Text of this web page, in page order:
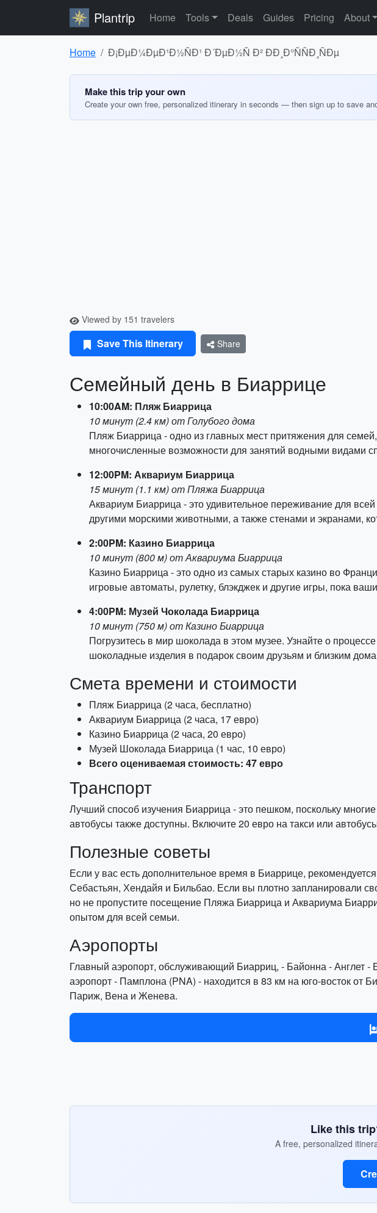
Plantrip Home Tools Deals Guides Pricing About
Home Ð¡ÐµÐ¼ÐµÐ¹Ð½ÑÐ¹ Ð´ÐµÐ½Ñ Ð² ÐÐ¸Ð°ÑÑÐ¸ÑÐµ
Make this trip your own
Create your own free, personalized itinerary in seconds — then sign up to save
Viewed by 151 travelers
Save This Itinerary Share
Семейный день в Биаррице
10:00AM: Пляж Биаррица
10 минут (2.4 км) от Голубого дома
Пляж Биаррица - одно из главных мест притяжения для
многочисленные возможности для занятий водными видами
12:00PM: Аквариум Биаррица
15 минут (1.1 км) от Пляжа Биаррица
Аквариум Биаррица - это удивительное переживание для
другими морскими животными, а также стенами и экранами,
2:00PM: Казино Биаррица
10 минут (800 м) от Аквариума Биаррица
Казино Биаррица - это одно из самых старых казино во
игровые автоматы, рулетку, блэкджек и другие игры, пока
4:00PM: Музей Чоколада Биаррица
10 минут (750 м) от Казино Биаррица
Погрузитесь в мир шоколада в этом музее. Узнайте о
шоколадные изделия в подарок своим друзьям и близким
Смета времени и стоимости
Пляж Биаррица (2 часа, бесплатно)
Аквариум Биаррица (2 часа, 17 евро)
Казино Биаррица (2 часа, 20 евро)
Музей Шоколада Биаррица (1 час, 10 евро)
Всего оцениваемая стоимость: 47 евро
Транспорт
Лучший способ изучения Биаррица - это пешком, поскольку
автобусы также доступны. Включите 20 евро на такси или
Полезные советы
Если у вас есть дополнительное время в Биаррице,
Себастьян, Хендайя и Бильбао. Если вы плотно запланировали
но не пропустите посещение Пляжа Биаррица и Аквариума
опытом для всей семьи.
Аэропорты
Главный аэропорт, обслуживающий Биарриц, - Байонна - Англет -
аэропорт - Памплона (PNA) - находится в 83 км на юго-восток от
Париж, Вена и Женева.
Like this
A free, personalized